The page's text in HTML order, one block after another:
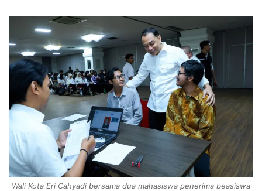
Wali Kota Eri Cahyadi bersama dua mahasiswa penerima beasiswa